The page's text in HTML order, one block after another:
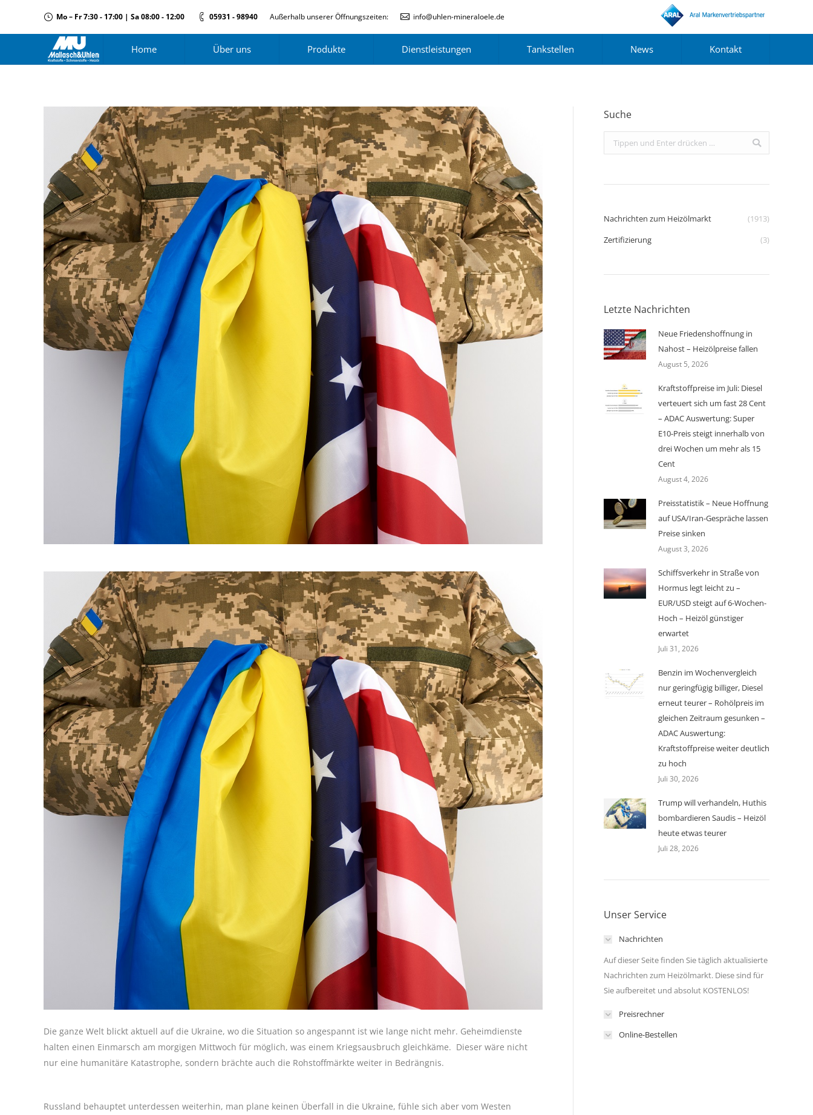
Mo – Fr 7:30 - 17:00 | Sa 08:00 - 12:00 05931 - 98940 Außerhalb unserer Öffnungszeiten: info@uhlen-mineraloele.de
Home Über uns Produkte Dienstleistungen Tankstellen News Kontakt
Die ganze Welt blickt aktuell auf die Ukraine, wo die Situation so angespannt ist wie lange nicht mehr. Geheimdienste
halten einen Einmarsch am morgigen Mittwoch für möglich, was einem Kriegsausbruch gleichkäme. Dieser wäre nicht
nur eine humanitäre Katastrophe, sondern brächte auch die Rohstoffmärkte weiter in Bedrängnis.
Russland behauptet unterdessen weiterhin, man plane keinen Überfall in die Ukraine, fühle sich aber vom Westen
Suche
Search:
Nachrichten zum Heizölmarkt
(1913)
Zertifizierung
(3)
Letzte Nachrichten
Neue Friedenshoffnung in
Nahost – Heizölpreise fallen
August 5, 2026
Kraftstoffpreise im Juli: Diesel
verteuert sich um fast 28 Cent
– ADAC Auswertung: Super
E10-Preis steigt innerhalb von
drei Wochen um mehr als 15
Cent
August 4, 2026
Preisstatistik – Neue Hoffnung
auf USA/Iran-Gespräche lassen
Preise sinken
August 3, 2026
Schiffsverkehr in Straße von
Hormus legt leicht zu –
EUR/USD steigt auf 6-Wochen-
Hoch – Heizöl günstiger
erwartet
Juli 31, 2026
Benzin im Wochenvergleich
nur geringfügig billiger, Diesel
erneut teurer – Rohölpreis im
gleichen Zeitraum gesunken –
ADAC Auswertung:
Kraftstoffpreise weiter deutlich
zu hoch
Juli 30, 2026
Trump will verhandeln, Huthis
bombardieren Saudis – Heizöl
heute etwas teurer
Juli 28, 2026
Unser Service
Nachrichten
Auf dieser Seite finden Sie täglich aktualisierte
Nachrichten zum Heizölmarkt. Diese sind für
Sie aufbereitet und absolut KOSTENLOS!
Preisrechner
Online-Bestellen